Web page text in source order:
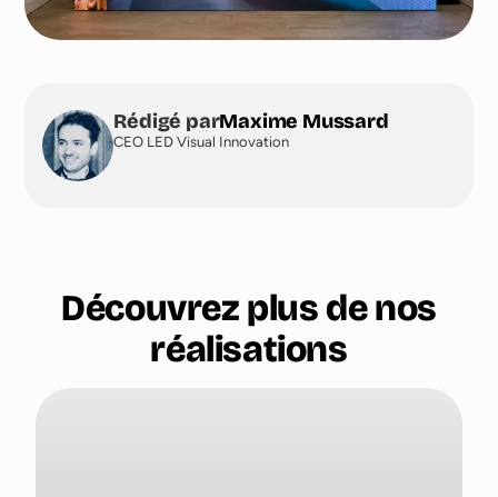
Rédigé parMaxime Mussard
CEO LED Visual Innovation
Découvrez plus de nos
réalisations